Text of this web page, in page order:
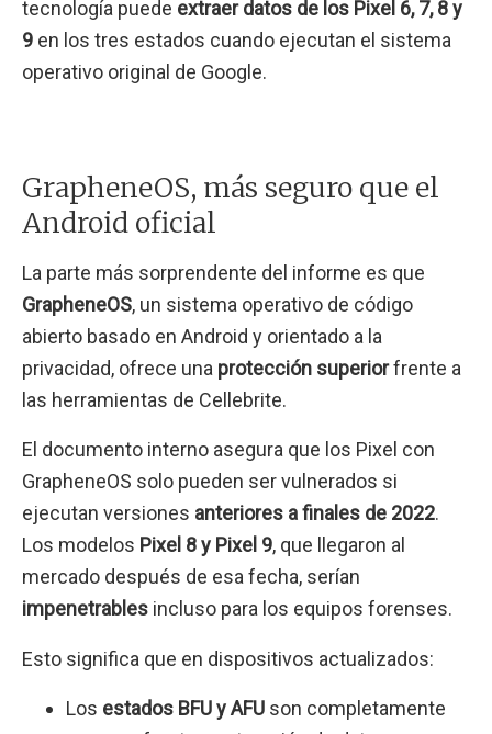
tecnología puede extraer datos de los Pixel 6, 7, 8 y
9 en los tres estados cuando ejecutan el sistema
operativo original de Google.
GrapheneOS, más seguro que el
Android oficial
La parte más sorprendente del informe es que
GrapheneOS, un sistema operativo de código
abierto basado en Android y orientado a la
privacidad, ofrece una protección superiorfrente a
las herramientas de Cellebrite.
El documento interno asegura que los Pixel con
GrapheneOS solo pueden ser vulnerados si
ejecutan versiones anteriores a finales de 2022.
Los modelos Pixel 8 y Pixel 9, que llegaron al
mercado después de esa fecha, serían
impenetrables incluso para los equipos forenses.
Esto significa que en dispositivos actualizados:
Los estados BFU y AFU son completamente